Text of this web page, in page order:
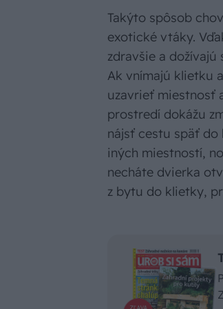
Takýto spôsob
exotické vtáky.
zdravšie a
Ak vnímajú klietku
uzavrieť miestnosť
prostredí dokážu
nájsť cestu späť
iných miestností,
necháte dvierka
z bytu do klietky,